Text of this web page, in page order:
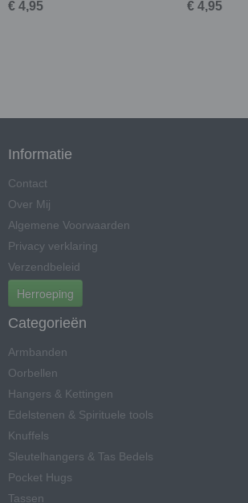
€ 4,95 € 4,95
Informatie
Contact
Over Mij
Algemene Voorwaarden
Privacy verklaring
Verzendbeleid
Herroeping
Categorieën
Armbanden
Oorbellen
Hangers & Kettingen
Edelstenen & Spirituele tools
Knuffels
Sleutelhangers & Tas Bedels
Pocket Hugs
Tassen